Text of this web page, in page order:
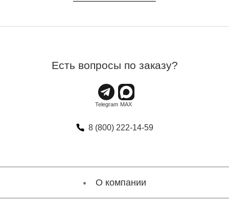
Есть вопросы по заказу?
8 (800) 222-14-59
О компании